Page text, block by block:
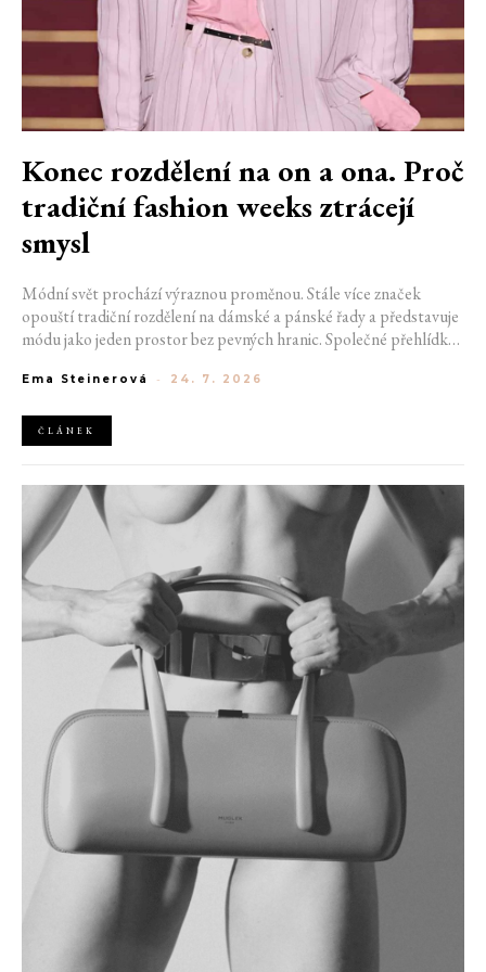
Konec rozdělení na on a ona. Proč
tradiční fashion weeks ztrácejí
smysl
Módní svět prochází výraznou proměnou. Stále více značek
opouští tradiční rozdělení na dámské a pánské řady a představuje
módu jako jeden prostor bez pevných hranic. Společné přehlídky,
klasické týdny módy mohou brzy vypadat úplně jinak.
Ema Steinerová - 24. 7. 2026
ČLÁNEK